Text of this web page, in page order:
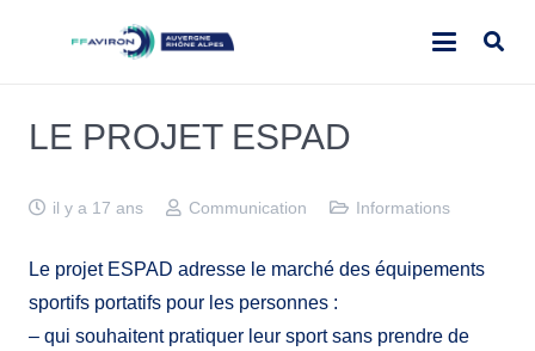
LE PROJET ESPAD
il y a 17 ans Communication Informations
Le projet ESPAD adresse le marché des équipements
sportifs portatifs pour les personnes :
– qui souhaitent pratiquer leur sport sans prendre de